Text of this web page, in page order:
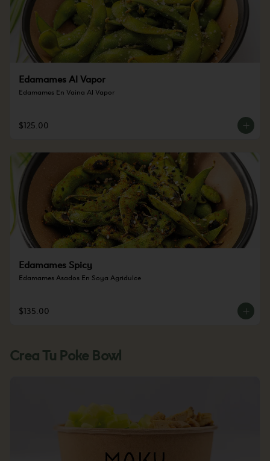
Edamames Al Vapor
Edamames En Vaina Al Vapor
$125.00
Edamames Spicy
Edamames Asados En Soya Agridulce
$135.00
Crea Tu Poke Bowl